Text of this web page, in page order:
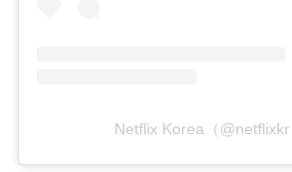
Netflix Korea（